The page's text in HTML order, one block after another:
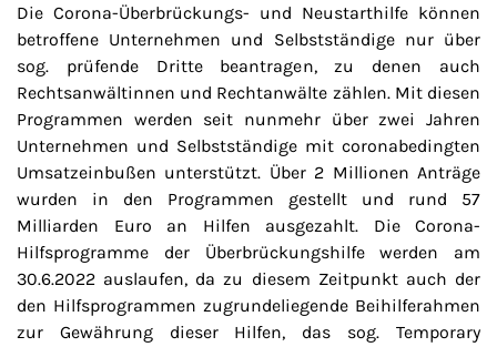
Die Corona-Überbrückungs- und Neustarthilfe können
betroffene Unternehmen und Selbstständige nur über
sog. prüfende Dritte beantragen, zu denen auch
Rechtsanwältinnen und Rechtanwälte zählen. Mit diesen
Programmen werden seit nunmehr über zwei Jahren
Unternehmen und Selbstständige mit coronabedingten
Umsatzeinbußen unterstützt. Über 2 Millionen Anträge
wurden in den Programmen gestellt und rund 57
Milliarden Euro an Hilfen ausgezahlt. Die Corona-
Hilfsprogramme der Überbrückungshilfe werden am
30.6.2022 auslaufen, da zu diesem Zeitpunkt auch der
den Hilfsprogrammen zugrundeliegende Beihilferahmen
zur Gewährung dieser Hilfen, das sog. Temporary